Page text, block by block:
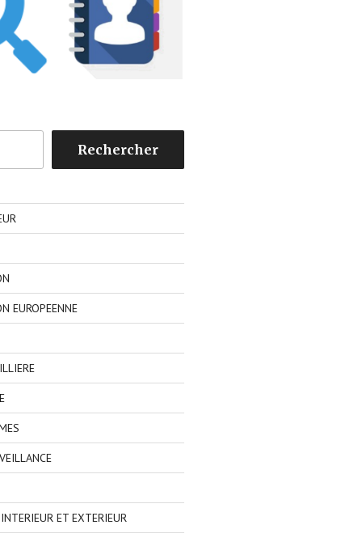
Rechercher
EUROPEENNE
ET EXTERIEUR